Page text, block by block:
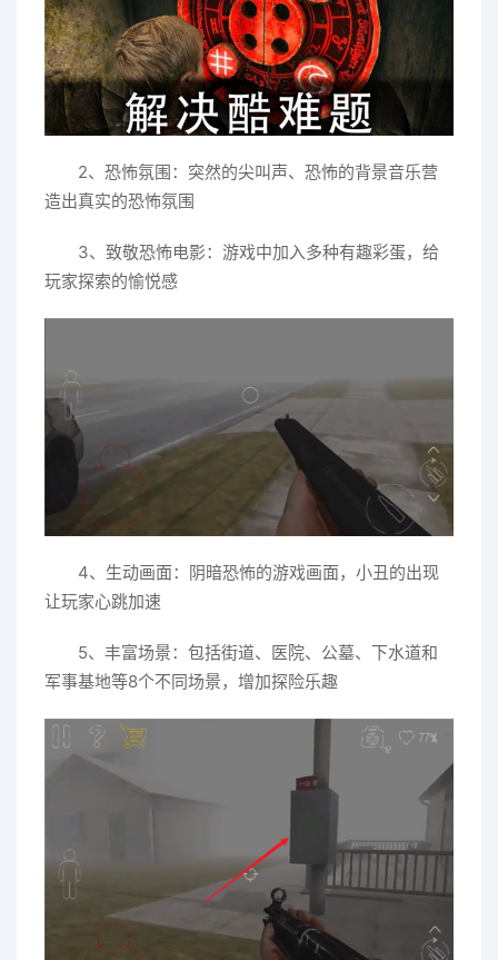
2、恐怖氛围：突然的尖叫声、恐怖的背景音乐营
造出真实的恐怖氛围
3、致敬恐怖电影：游戏中加入多种有趣彩蛋，给
玩家探索的愉悦感
4、生动画面：阴暗恐怖的游戏画面，小丑的出现
让玩家心跳加速
5、丰富场景：包括街道、医院、公墓、下水道和
军事基地等8个不同场景，增加探险乐趣